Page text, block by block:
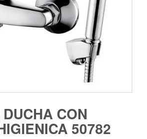
CON
50782